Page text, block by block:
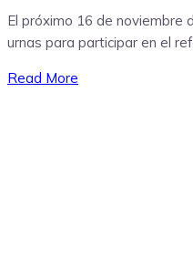
El próximo 16 de noviembre
urnas para participar en el
Read More